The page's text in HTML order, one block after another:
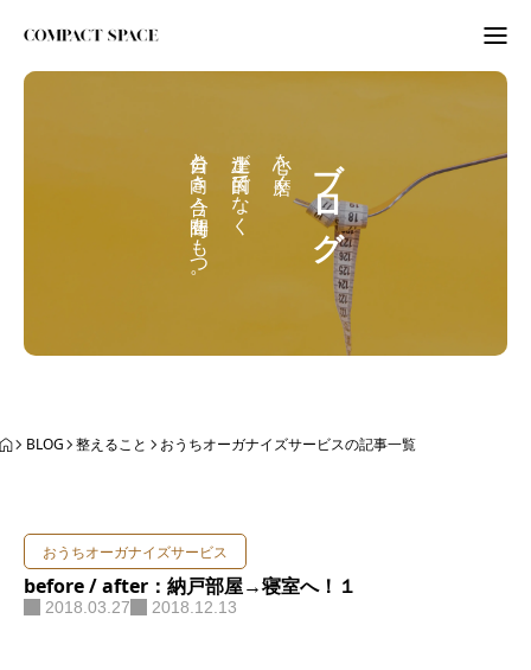
お問い合わせ
ブログ
心を磨く。
上達が目的でなく
自分と向き合う時間をもつ。
BLOG 整えること おうちオーガナイズサービスの記事一覧
おうちオーガナイズサービス
before / after：納戸部屋→寝室へ！１
2018.03.27 2018.12.13